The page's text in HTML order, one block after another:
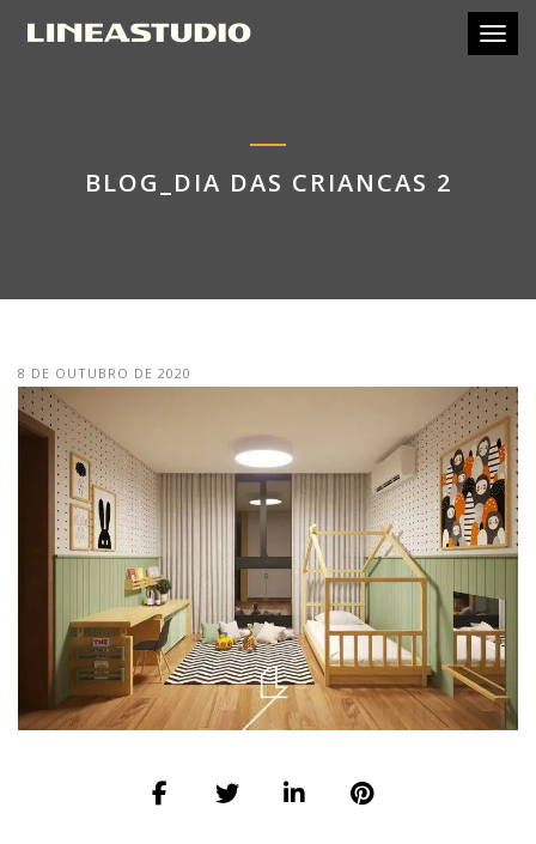
BLOG_DIA DAS CRIANCAS 2
8 DE OUTUBRO DE 2020